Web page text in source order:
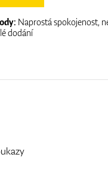
Naprostá spokojenost,
dodání